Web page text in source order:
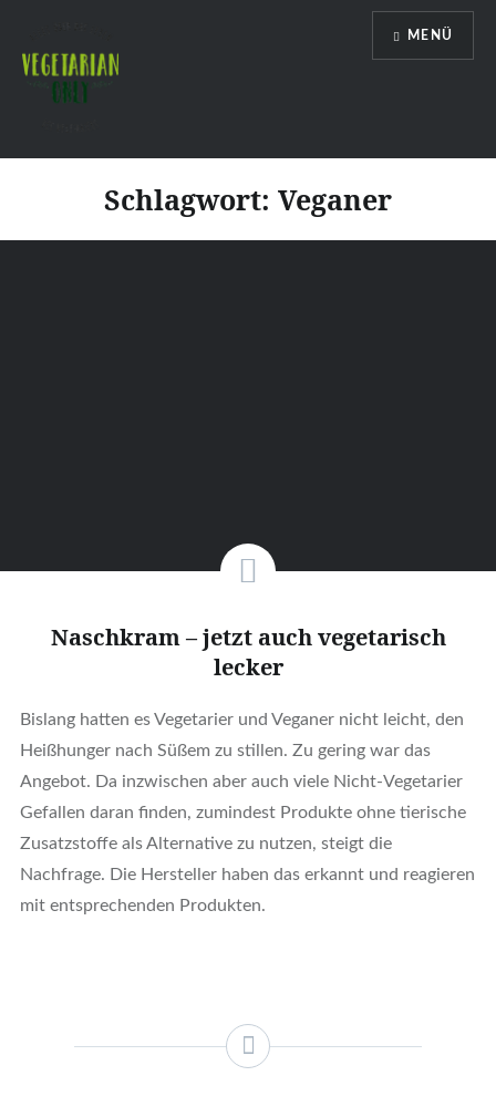
Inhalt
Vegetarian Only
MENÜ
Schlagwort: Veganer
Naschkram – jetzt auch vegetarisch
lecker
Bislang hatten es Vegetarier und Veganer nicht leicht, den
Heißhunger nach Süßem zu stillen. Zu gering war das
Angebot. Da inzwischen aber auch viele Nicht-Vegetarier
Gefallen daran finden, zumindest Produkte ohne tierische
Zusatzstoffe als Alternative zu nutzen, steigt die
Nachfrage. Die Hersteller haben das erkannt und reagieren
mit entsprechenden Produkten.